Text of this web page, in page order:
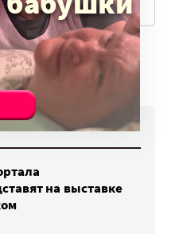
Max. Подпишитесь
на выставке